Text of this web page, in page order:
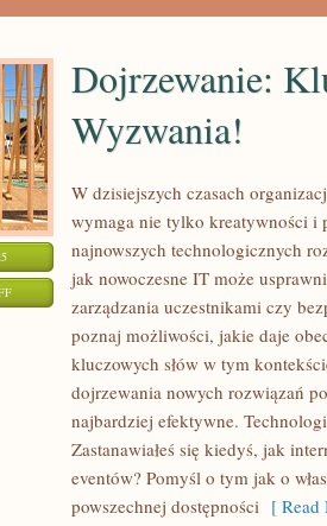
ON
KLUCZOWE
Dojrzewanie:
Wyzwania!
W dzisiejszych czasach
wymaga nie tylko kreatywności i
najnowszych technologicznych
jak nowoczesne IT może
zarządzania uczestnikami czy
poznaj możliwości, jakie daje
kluczowych słów w tym
dojrzewania nowych rozwiązań
najbardziej efektywne.
Zastanawiałeś się kiedyś, jak
eventów? Pomyśl o tym jak o
powszechnej dostępności [ Read